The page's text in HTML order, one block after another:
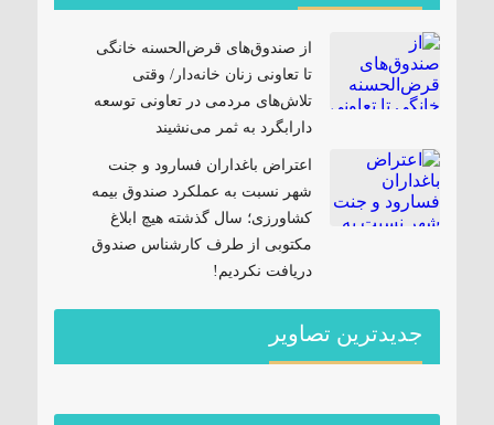
از صندوق‌های قرض‌الحسنه خانگی
تا تعاونی زنان خانه‌دار/ وقتی
تلاش‌های مردمی در تعاونی توسعه
دارابگرد به ثمر می‌نشیند
اعتراض باغداران فسارود و جنت
شهر نسبت به عملکرد صندوق بیمه
کشاورزی؛ سال گذشته هیچ ابلاغ
مکتوبی از طرف کارشناس صندوق
دریافت نکردیم!
جدیدترین تصاویر